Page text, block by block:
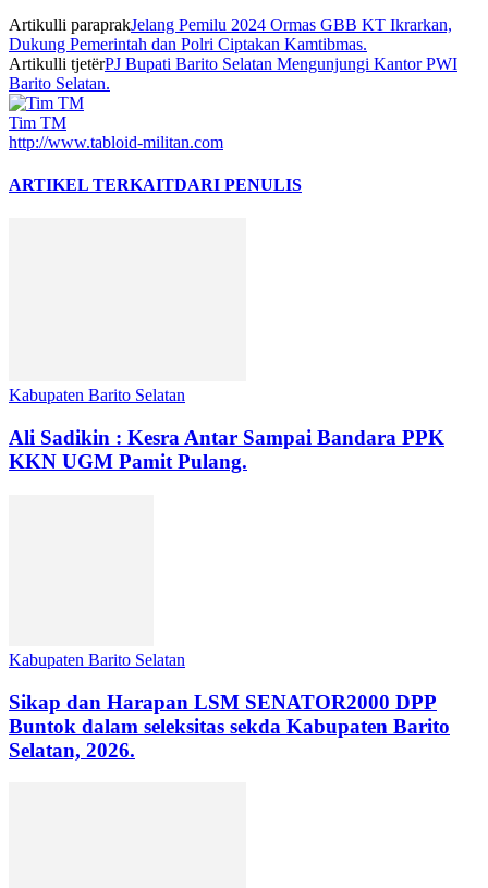
Artikulli paraprakJelang Pemilu 2024 Ormas GBB KT Ikrarkan,
Dukung Pemerintah dan Polri Ciptakan Kamtibmas.
Artikulli tjetërPJ Bupati Barito Selatan Mengunjungi Kantor PWI
Barito Selatan.
Tim TM
http://www.tabloid-militan.com
ARTIKEL TERKAITDARI PENULIS
Kabupaten Barito Selatan
Ali Sadikin : Kesra Antar Sampai Bandara PPK
KKN UGM Pamit Pulang.
Kabupaten Barito Selatan
Sikap dan Harapan LSM SENATOR2000 DPP
Buntok dalam seleksitas sekda Kabupaten Barito
Selatan, 2026.